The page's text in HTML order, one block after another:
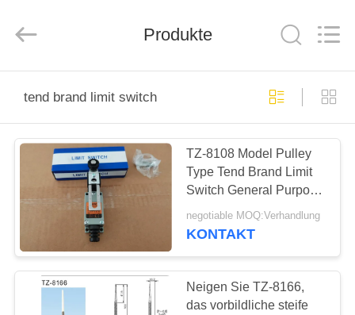
HAUSE
PRODUKTE
ÜBER
WERKSBESICHTIGUNG
Ltd..
Produkte
tend brand limit switch
TZ-8108 Model Pulley
Type Tend Brand Limit
Switch General Purpose
Durable Waterproof
Snap
negotiable MOQ:Verhandlung
KONTAKT
Neigen Sie TZ-8166,
das vorbildliche steife